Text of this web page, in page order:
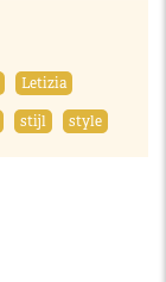
Letizia
stijl style